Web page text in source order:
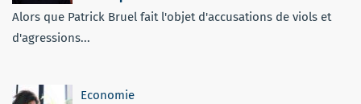
Alors que Patrick Bruel fait l'objet d'accusations de viols et
d'agressions...
Economie